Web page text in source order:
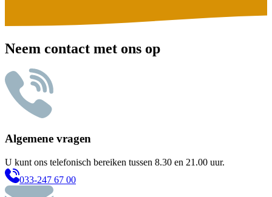
Neem contact met ons op
Algemene vragen
U kunt ons telefonisch bereiken tussen 8.30 en 21.00 uur.
033-247 67 00